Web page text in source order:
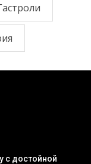
с достойной